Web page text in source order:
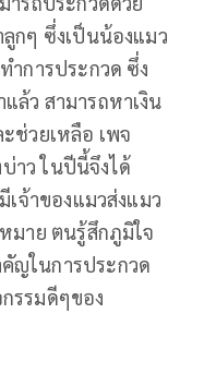
กๆ ซึ่งเป็นน้องแมว
ำการประกวด ซึ่ง
ล้ว สามารถหาเงิน
ช่วยเหลือ เพจ
าว ในปีนี้จึงได้
เจ้าของแมวส่งแมว
มาย ตนรู้สึกภูมิใจ
ญในการประกวด
รรมดีๆของ